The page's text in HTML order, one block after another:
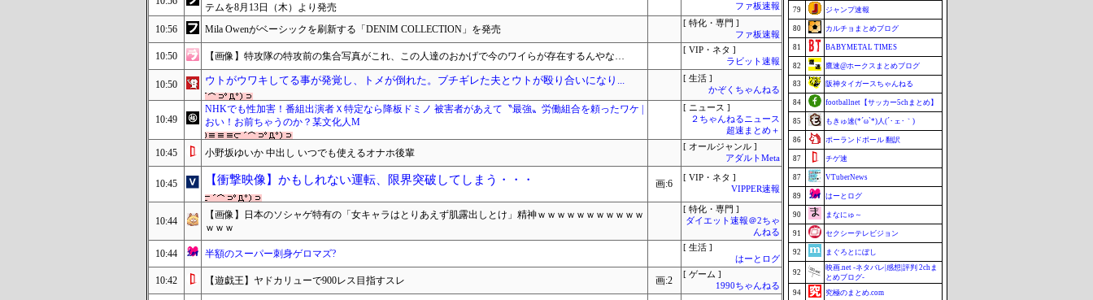
テムを8月13日（木）より発売
ファ板速報
10:56 Mila Owenがベーシックを刷新する「DENIM COLLECTION」を発売
[ 特化・専門 ]
ファ板速報
10:50 【画像】特攻隊の特攻前の集合写真がこれ、この人達のおかげで今のワイらが存在するんやな…
[ VIP・ネタ ]
ラビット速報
10:50 ウトがウワキしてる事が発覚し、トメが倒れた。ブチギレた夫とウトが殴り合いになり...
[ 生活 ]
かぞくちゃんねる
10:49
NHKでも性加害！番組出演者Ｘ特定なら降板ドミノ 被害者があえて〝最強〟労働組合を頼ったワケ |
おい！お前ちゃうのか？某文化人M
[ ニュース ]
２ちゃんねるニュース
超速まとめ＋
10:45 小野坂ゆいか 中出し いつでも使えるオナホ後輩
[ オールジャンル ]
アダルトMeta
10:45 【衝撃映像】かもしれない運転、限界突破してしまう・・・ 画:6
[ VIP・ネタ ]
VIPPER速報
10:44
【画像】日本のソシャゲ特有の「女キャラはとりあえず肌露出しとけ」精神ｗｗｗｗｗｗｗｗｗｗｗ
ｗｗｗ
[ 特化・専門 ]
ダイエット速報＠2ちゃ
んねる
10:44 半額のスーパー刺身ゲロマズ?
[ 生活 ]
はーとログ
10:42 【遊戯王】ヤドカリューで900レス目指すスレ 画:2
[ ゲーム ]
1990ちゃんねる
79 ジャンプ速報
80 カルチョまとめブログ
81 BABYMETAL TIMES
82 鷹速@ホークスまとめブログ
83 阪神タイガースちゃんねる
84 footballnet【サッカー5chまとめ】
85 もきゅ速(*´ω`*)人(´･ェ･｀)
86 ポーランドボール 翻訳
87 チゲ速
87 VTuberNews
89 はーとログ
90 まなにゅ～
91 セクシーテレビジョン
92 まぐろとにぼし
92
映画.net -ネタバレ|感想|評判 2chま
とめブログ-
94
究極のまとめ.com